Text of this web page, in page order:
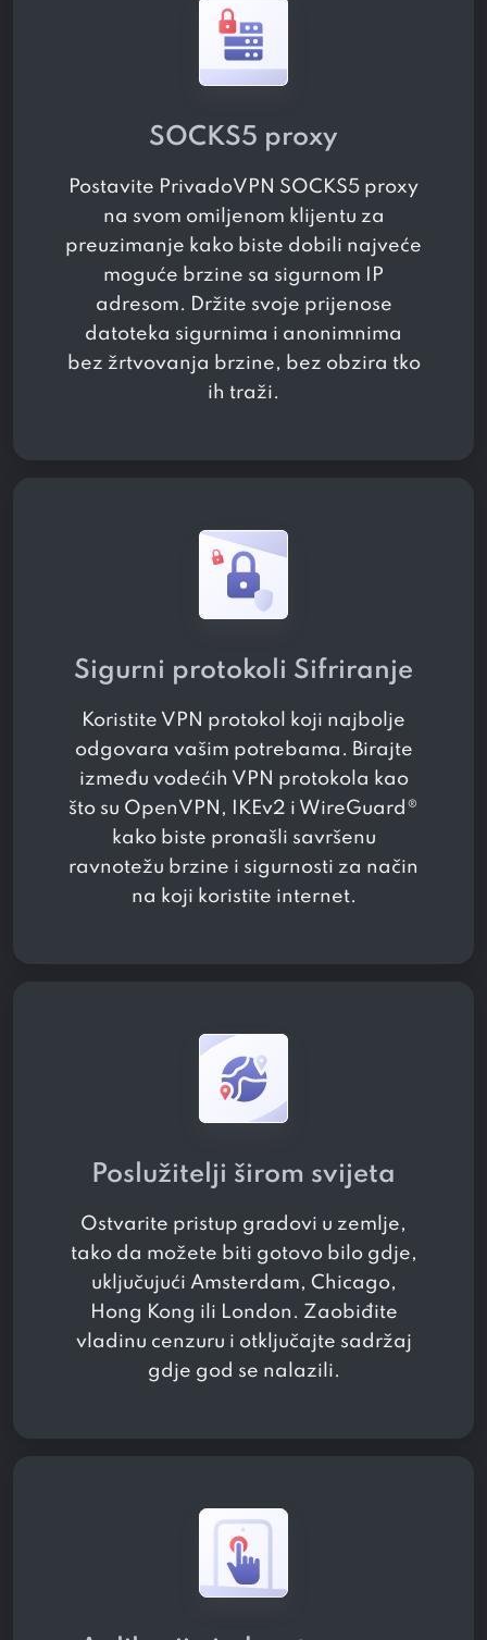
SOCKS5 proxy
Postavite PrivadoVPN SOCKS5 proxy
na svom omiljenom klijentu za
preuzimanje kako biste dobili najveće
moguće brzine sa sigurnom IP
adresom. Držite svoje prijenose
datoteka sigurnima i anonimnima
bez žrtvovanja brzine, bez obzira tko
ih traži.
Sigurni protokoli Sifriranje
Koristite VPN protokol koji najbolje
odgovara vašim potrebama. Birajte
između vodećih VPN protokola kao
što su OpenVPN, IKEv2 i WireGuard®
kako biste pronašli savršenu
ravnotežu brzine i sigurnosti za način
na koji koristite internet.
Poslužitelji širom svijeta
Ostvarite pristup gradovi u zemlje,
tako da možete biti gotovo bilo gdje,
uključujući Amsterdam, Chicago,
Hong Kong ili London. Zaobiđite
vladinu cenzuru i otključajte sadržaj
gdje god se nalazili.